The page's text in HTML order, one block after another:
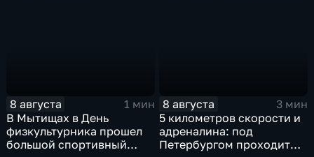
8 августа
1 мин
В Мытищах в День
физкультурника прошел
большой спортивный
8 августа
3 мин
5 километров скорости и
адреналина: под
Петербургом проходит